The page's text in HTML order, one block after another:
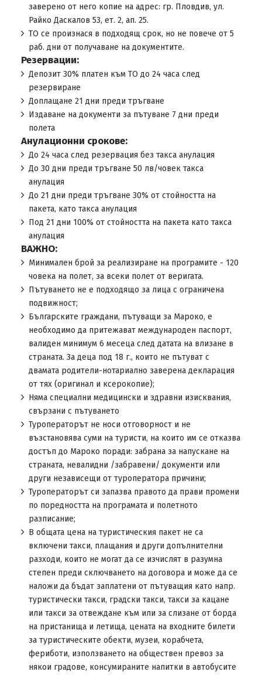
заверено от него копие на адрес: гр. Пловдив, ул.
Райко Даскалов 53, ет. 2, ап. 25.
ТО се произнася в подходящ срок, но не повече от 5
раб. дни от получаване на документите.
Резервации:
Депозит 30% платен към TO до 24 часа след
резервиране
Доплащане 21 дни преди тръгване
Издаване на документи за пътуване 7 дни преди
полета
Анулационни срокове:
До 24 часа след резервация без такса анулация
До 30 дни преди тръгване 50 лв/човек такса
анулация
До 21 дни преди тръгване 30% от стойността на
пакета, като такса анулация
Под 21 дни 100% от стойността на пакета като такса
анулация
ВАЖНО:
Минимален брой за реализиране на програмите - 120
човека на полет, за всеки полет от веригата.
Пътуването не е подходящо за лица с ограничена
подвижност;
Българските граждани, пътуващи за Мароко, е
необходимо да притежават международен паспорт,
валиден минимум 6 месеца след датата на влизане в
страната. За деца под 18 г., които не пътуват с
двамата родители-нотариално заверена декларация
от тях (оригинал и ксерокопие);
Няма специални медицински и здравни изисквания,
свързани с пътуването
Туроператорът не носи отговорност и не
възстановява суми на туристи, на които им се отказва
достъп до Мароко поради: забрана за напускане на
страната, невалидни /забравени/ документи или
други независещи от туроператора причини;
Туроператорът си запазва правото да прави промени
по поредността на програмата и полетното
разписание;
В общата цена на туристическия пакет не са
включени такси, плащания и други допълнителни
разходи, които не могат да се изчислят в разумна
степен преди сключването на договора и може да се
наложи да бъдат заплатени от пътуващия като напр.
туристически такси, градски такси, такси за кацане
или такси за отвеждане към или за слизане от борда
на пристанища и летища, цената на входните билети
за туристическите обекти, музеи, корабчета,
фериботи, използването на обществен превоз за
някои градове, консумираните напитки в автобусите